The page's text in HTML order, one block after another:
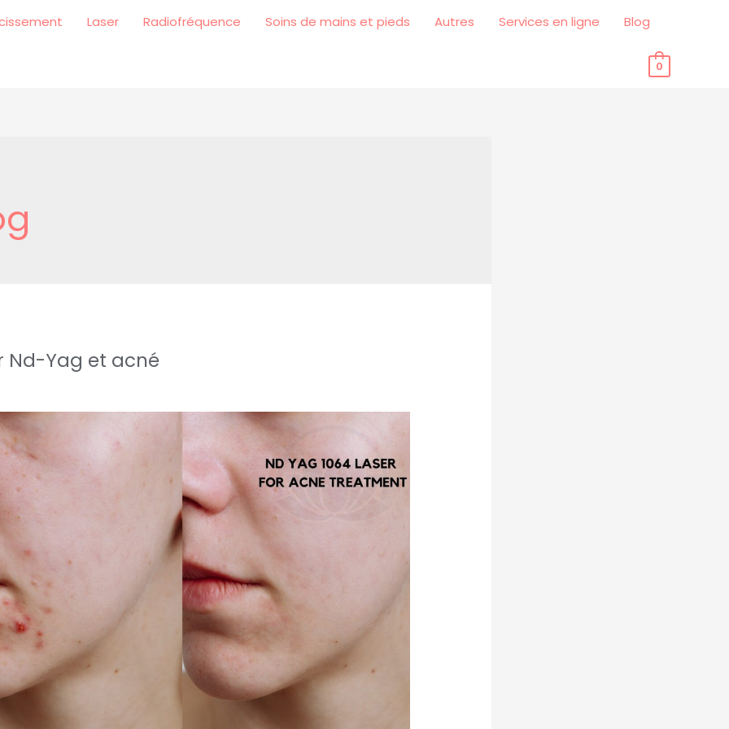
Laser Radiofréquence Soins de mains et pieds Autres Services en ligne Blog
0
Nd-Yag et acné